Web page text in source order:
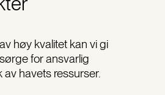
høy kvalitet kan vi gi
for ansvarlig
havets ressurser.